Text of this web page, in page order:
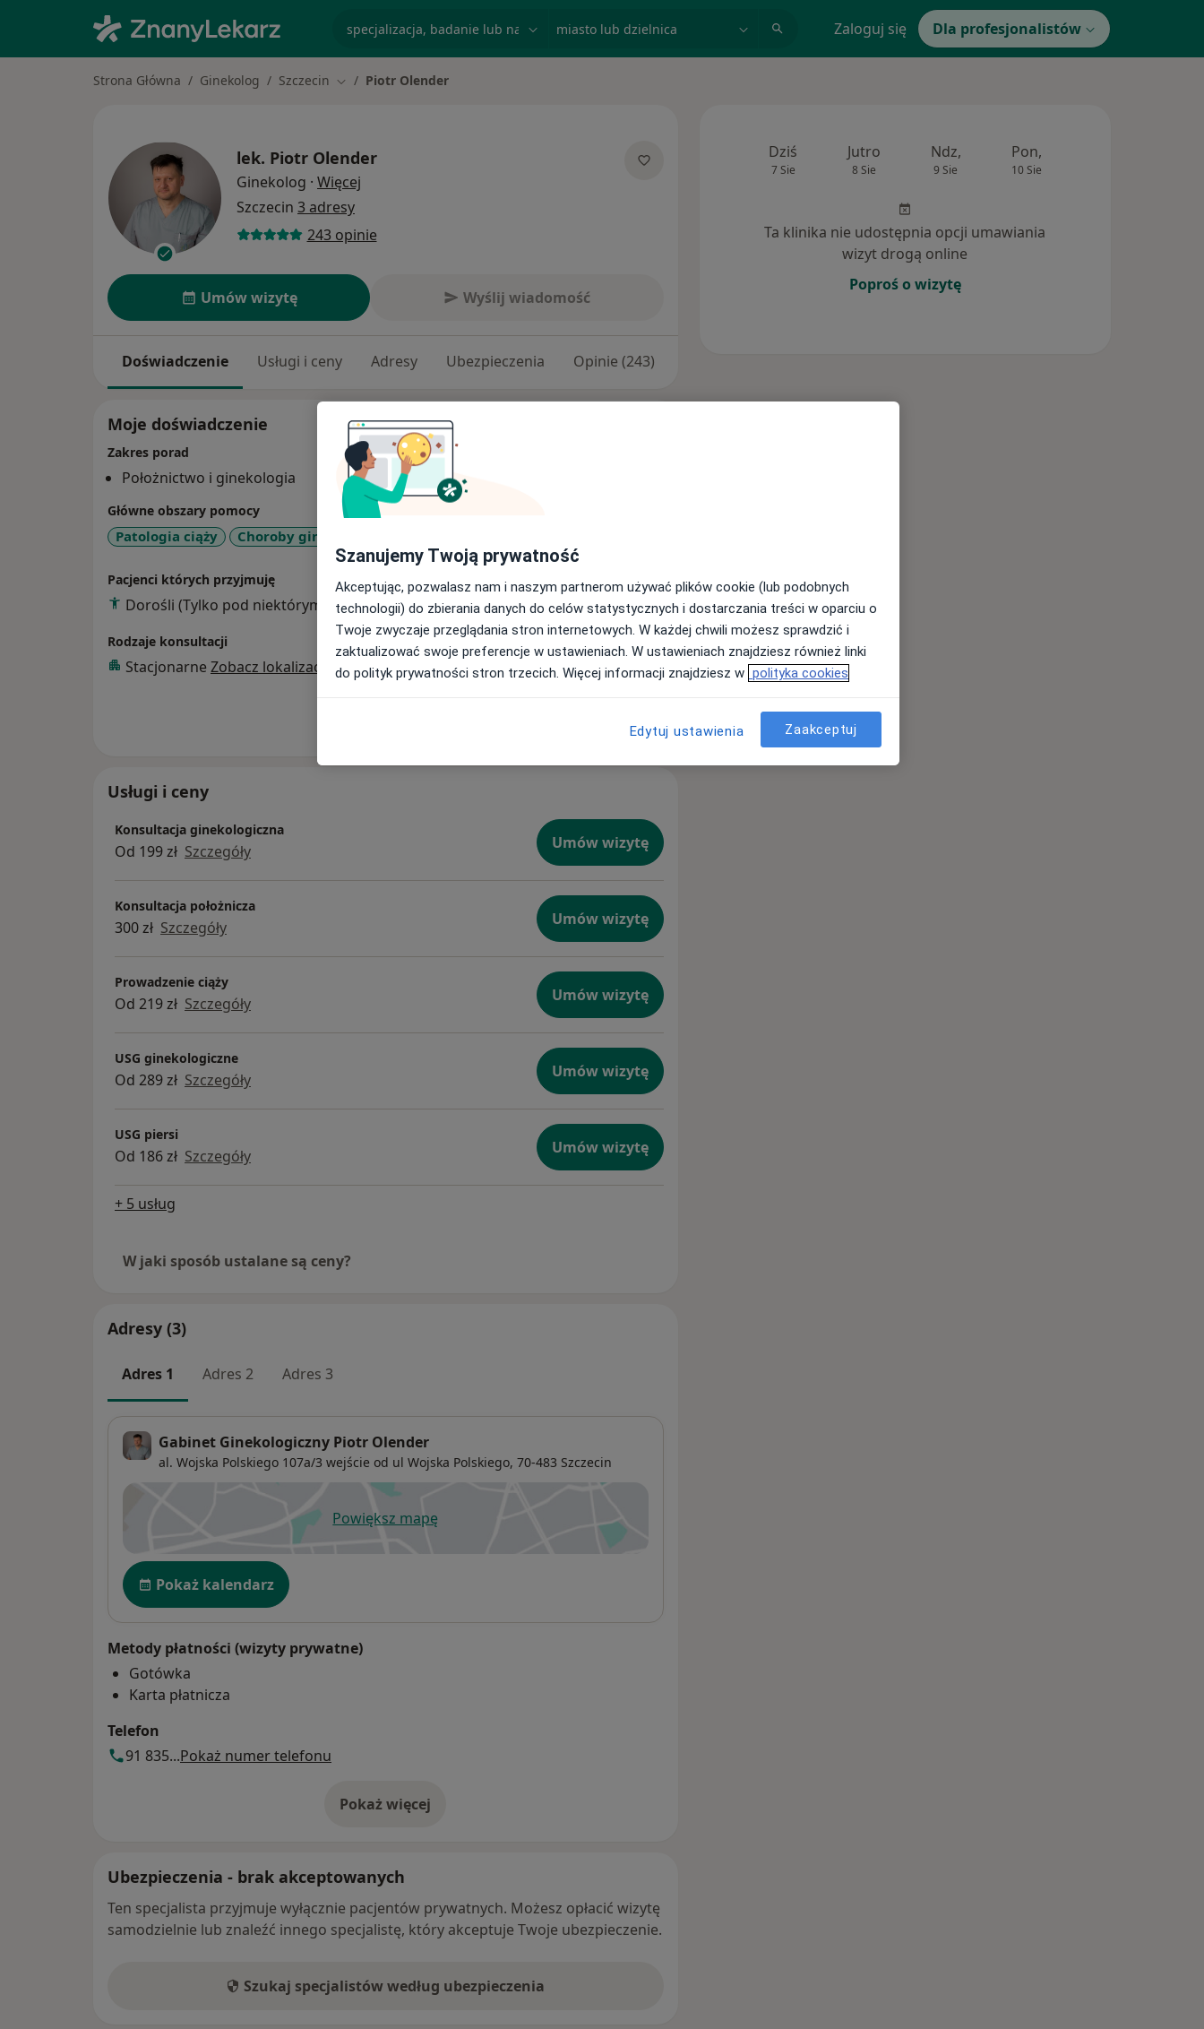
Zaloguj się Dla profesjonalistów
Strona Główna Ginekolog Szczecin Zmień miasto
Piotr Olender
lek. Piotr Olender
Ginekolog · Więcej
Szczecin 3 adresy
243 opinie
Umów wizytę Wyślij wiadomość
Doświadczenie Usługi i ceny Adresy Ubezpieczenia Opinie (243)
Moje doświadczenie
Zakres porad
Położnictwo i ginekologia
Główne obszary pomocy
Patologia ciąży Choroby ginekologiczne
Pacjenci których przyjmuję
Dorośli (Tylko pod niektórymi adresami)
Rodzaje konsultacji
Stacjonarne Zobacz lokalizacje (3)
Usługi i ceny
Konsultacja ginekologiczna
Od 199 zł Szczegóły Umów wizytę
Konsultacja położnicza
300 zł Szczegóły Umów wizytę
Prowadzenie ciąży
Od 219 zł Szczegóły Umów wizytę
USG ginekologiczne
Od 289 zł Szczegóły Umów wizytę
USG piersi
Od 186 zł Szczegóły Umów wizytę
+ 5 usług
W jaki sposób ustalane są ceny?
Adresy (3)
Adres 1 Adres 2 Adres 3
Gabinet Ginekologiczny Piotr Olender
al. Wojska Polskiego 107a/3 wejście od ul Wojska Polskiego, 70-483 Szczecin
Powiększ mapęotwiera się w nowej karcie
Dostępność
Pokaż kalendarz
Metody płatności (wizyty prywatne)
Gotówka
Karta płatnicza
Telefon
91 835...Pokaż numer telefonu
Pokaż więcej
o adresie
Ubezpieczenia - brak akceptowanych
Ten specjalista przyjmuje wyłącznie pacjentów prywatnych. Możesz opłacić wizytę
samodzielnie lub znaleźć innego specjalistę, który akceptuje Twoje ubezpieczenie.
Szukaj specjalistów według ubezpieczenia
Dziś
7 Sie
Jutro
8 Sie
Ndz,
9 Sie
Pon,
10 Sie
Ta klinika nie udostępnia opcji umawiania
wizyt drogą online
Poproś o wizytę
Szanujemy Twoją prywatność
Akceptując, pozwalasz nam i naszym partnerom używać plików cookie (lub podobnych
technologii) do zbierania danych do celów statystycznych i dostarczania treści w oparciu o
Twoje zwyczaje przeglądania stron internetowych. W każdej chwili możesz sprawdzić i
zaktualizować swoje preferencje w ustawieniach. W ustawieniach znajdziesz również linki
do polityk prywatności stron trzecich. Więcej informacji znajdziesz w polityka cookies
Edytuj ustawienia Zaakceptuj